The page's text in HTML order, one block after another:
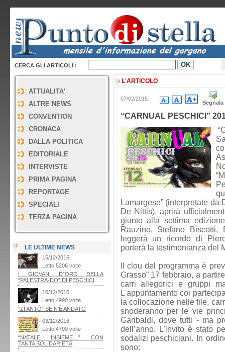
CERCA GLI ARTICOLI :
ATTUALITA'
ALTRE NEWS
CONVENTION
CRONACA
DALLA POLITICA
EDITORIALE
INTERVISTE
PRIMA PAGINA
REPORTAGE
SPECIALI
TERZA PAGINA
LE ULTIME NEWS
L'ARTICOLO
07/02/2015
Segnala
“CARNUAL PESCHICI”
Lamargese” (interpretate
De Nittis), aprirà
giunto alla settima
Rauzino, Stefano Biscotti,
leggerà un ricordo di
porterà la testimonianza del
Il clou del programma è
Grasso” 17 febbraio, a
carri allegorici e gruppi
L'appuntamento coi
la collocazione nelle file,
snoderanno per le vie
Garibaldi, dove tutti - ma
dell’anno. L'invito è stato
sodalizi peschiciani. In
sono: